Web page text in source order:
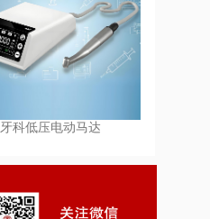
牙科低压电动马达